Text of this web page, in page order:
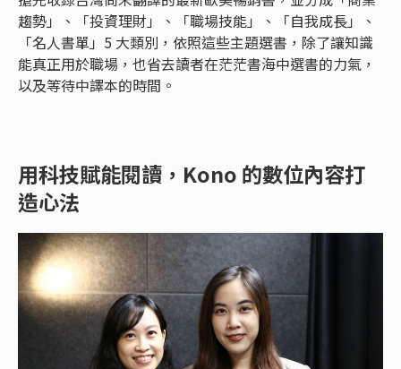
趨勢」、「投資理財」、「職場技能」、「自我成長」、
「名人書單」5 大類別，依照這些主題選書，除了讓知識
能真正用於職場，也省去讀者在茫茫書海中選書的力氣，
以及等待中譯本的時間。
用科技賦能閱讀，Kono 的數位內容打
造心法